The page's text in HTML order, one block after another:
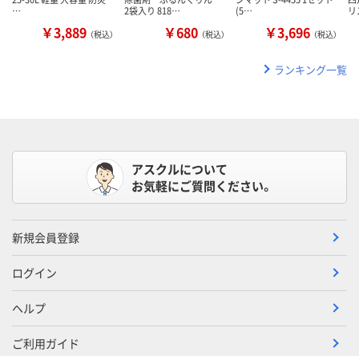
…
￥3,889 （税込）
2袋入り 818…
￥680 （税込）
(5…
￥3,696 （税込）
ランキング一覧
アスクルについて
お気軽にご質問ください。
新規会員登録
ログイン
ヘルプ
ご利用ガイド